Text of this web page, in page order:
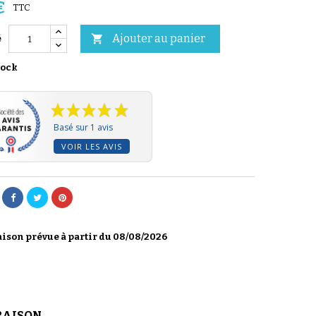
TTC
 Ajouter au panier
Basé sur 1 avis
VOIR LES AVIS
prévue à partir du 08/08/2026